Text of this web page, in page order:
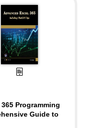
Programming
Guide to